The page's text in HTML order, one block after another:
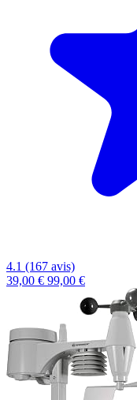
4.1 (167 avis)
39,00 € 99,00 €